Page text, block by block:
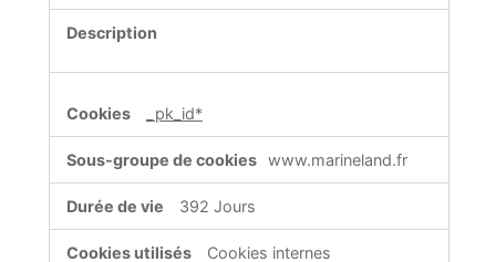
_pk_id*
www.marineland.fr
392 Jours
Cookies internes